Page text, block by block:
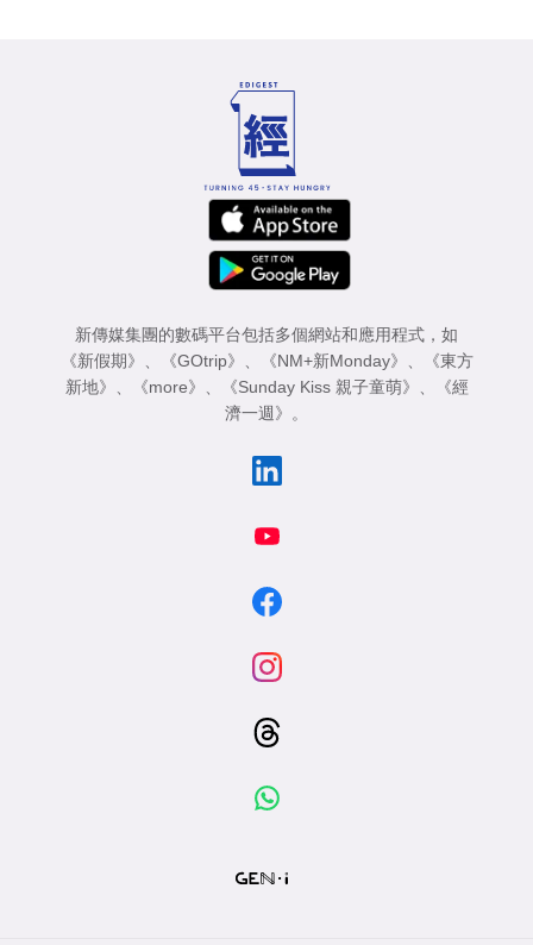
新傳媒集團的數碼平台包括多個網站和應用程式，如
《新假期》 、 《GOtrip》 、 《NM+新Monday》 、
《東方
新地》 、 《more》 、 《Sunday Kiss 親子童萌》 、
《經
濟一週》 。